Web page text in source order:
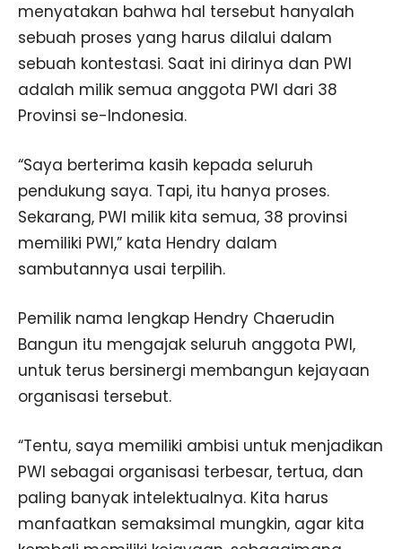
menyatakan bahwa hal tersebut hanyalah
sebuah proses yang harus dilalui dalam
sebuah kontestasi. Saat ini dirinya dan PWI
adalah milik semua anggota PWI dari 38
Provinsi se-Indonesia.
“Saya berterima kasih kepada seluruh
pendukung saya. Tapi, itu hanya proses.
Sekarang, PWI milik kita semua, 38 provinsi
memiliki PWI,” kata Hendry dalam
sambutannya usai terpilih.
Pemilik nama lengkap Hendry Chaerudin
Bangun itu mengajak seluruh anggota PWI,
untuk terus bersinergi membangun kejayaan
organisasi tersebut.
“Tentu, saya memiliki ambisi untuk menjadikan
PWI sebagai organisasi terbesar, tertua, dan
paling banyak intelektualnya. Kita harus
manfaatkan semaksimal mungkin, agar kita